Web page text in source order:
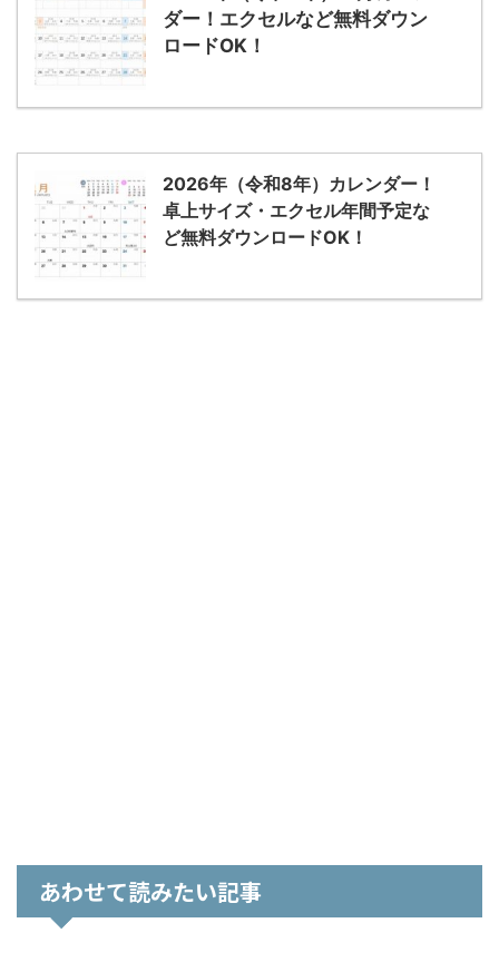
ダー！エクセルなど無料ダウン
ロードOK！
2026年（令和8年）カレンダー！
卓上サイズ・エクセル年間予定な
ど無料ダウンロードOK！
あわせて読みたい記事